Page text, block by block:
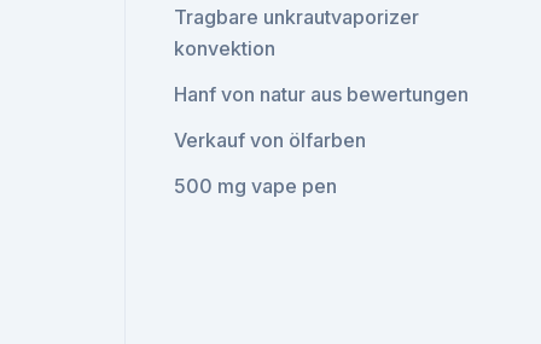
Tragbare unkrautvaporizer
konvektion
Hanf von natur aus bewertungen
Verkauf von ölfarben
500 mg vape pen